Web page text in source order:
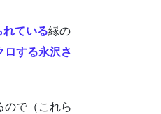
れている縁の
ロする永沢さ
ので（これら